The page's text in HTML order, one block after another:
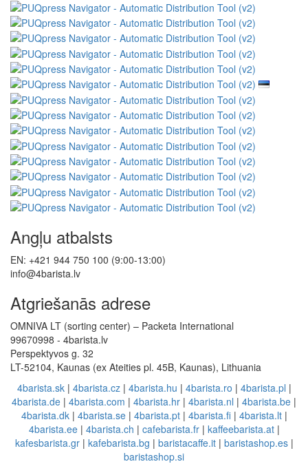
Angļu atbalsts
EN: +421 944 750 100 (9:00-13:00)
info@4barista.lv
Atgriešanās adrese
OMNIVA LT (sorting center) – Packeta International
99670998 - 4barista.lv
Perspektyvos g. 32
LT-52104, Kaunas (ex Ateities pl. 45B, Kaunas), Lithuania
4barista.sk| 4barista.cz| 4barista.hu | 4barista.ro | 4barista.pl |
4barista.de | 4barista.com | 4barista.hr | 4barista.nl | 4barista.be |
4barista.dk| 4barista.se| 4barista.pt| 4barista.fi| 4barista.lt|
4barista.ee| 4barista.ch | cafebarista.fr| kaffeebarista.at|
kafesbarista.gr| kafebarista.bg | baristacaffe.it| baristashop.es|
baristashop.si